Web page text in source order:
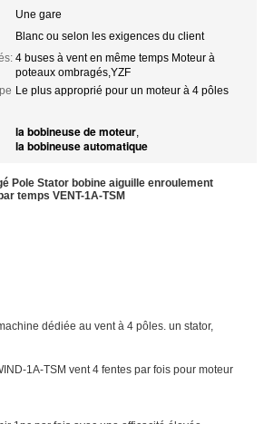
Une gare
Blanc ou selon les exigences du client
4 buses à vent en même temps Moteur à
poteaux ombragés,YZF
Le plus approprié pour un moteur à 4 pôles
la bobineuse de moteur,
la bobineuse automatique
Pole Stator bobine aiguille enroulement
temps VENT-1A-TSM
dédiée au vent à 4 pôles. un stator,
1A-TSM vent 4 fentes par fois pour moteur